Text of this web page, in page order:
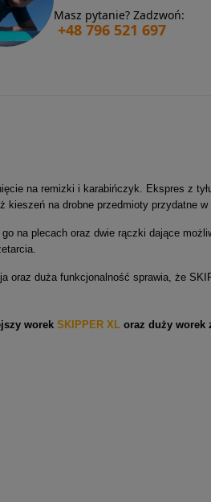
Masz pytanie? Zadzwoń:
+48 796 521 697
na remizki i karabińczyk. Ekspres z
na drobne przedmioty przydatne w
na plecach oraz dwie rączki dające
duża funkcjonalność sprawia, że
worek SKIPPER XLoraz duży worek